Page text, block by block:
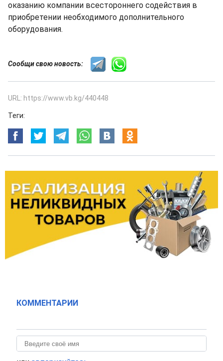
оказанию компании всестороннего содействия в
приобретении необходимого дополнительного
оборудования.
Сообщи свою новость:
URL: https://www.vb.kg/440448
Теги:
КОММЕНТАРИИ